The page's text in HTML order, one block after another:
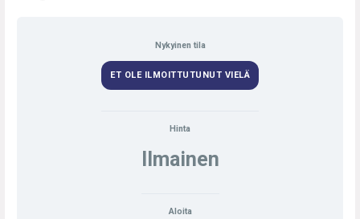
Nykyinen tila
ET OLE ILMOITTUTUNUT VIELÄ
Hinta
Ilmainen
Aloita